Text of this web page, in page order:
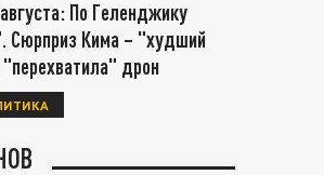
По Геленджику
Сюрприз Кима – "худший
дрон